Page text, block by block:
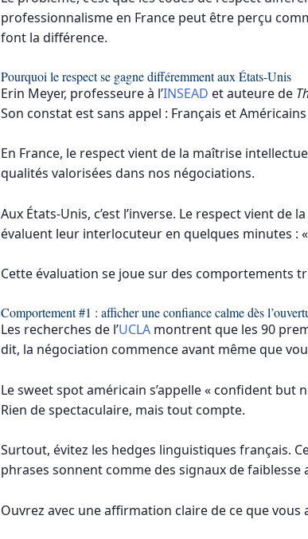
professionnalisme en France peut être perçu
font la différence.
Pourquoi le respect se gagne différemment aux États-Unis
Erin Meyer, professeure à l’INSEAD et auteure de
Son constat est sans appel : Français et
En France, le respect vient de la maîtrise
qualités valorisées dans nos négociations.
Aux États-Unis, c’est l’inverse. Le respect vient
évaluent leur interlocuteur en quelques minutes :
Cette évaluation se joue sur des comportements
Comportement #1 : afficher une confiance calme dès
Les recherches de l’UCLAmontrent que les 90
dit, la négociation commence avant même que
Le sweet spot américain s’appelle « confident
Rien de spectaculaire, mais tout compte.
Surtout, évitez les hedges linguistiques français.
phrases sonnent comme des signaux de faiblesse
Ouvrez avec une affirmation claire de ce que